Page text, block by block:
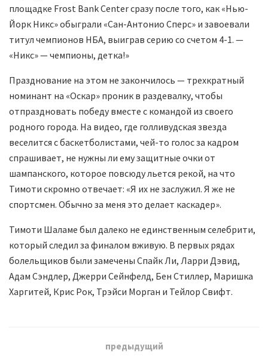
площадке Frost Bank Center сразу после того, как «Нью-
Йорк Никс» обыграли «Сан-Антонио Сперс» и завоевали
титул чемпионов НБА, выиграв серию со счетом 4-1. —
«Никс» — чемпионы, детка!»
Празднование на этом не закончилось — трехкратный
номинант на «Оскар» проник в раздевалку, чтобы
отпраздновать победу вместе с командой из своего
родного города. На видео, где голливудская звезда
веселится с баскетболистами, чей-то голос за кадром
спрашивает, не нужны ли ему защитные очки от
шампанского, которое повсюду льется рекой, на что
Тимоти скромно отвечает: «Я их не заслужил. Я же не
спортсмен. Обычно за меня это делает каскадер».
Тимоти Шаламе был далеко не единственным селебрити,
который следил за финалом вживую. В первых рядах
болельщиков были замечены Спайк Ли, Ларри Дэвид,
Адам Сэндлер, Джерри Сейнфелд, Бен Стиллер, Маришка
Харгитей, Крис Рок, Трэйси Морган и Тейлор Свифт.
предыдущий